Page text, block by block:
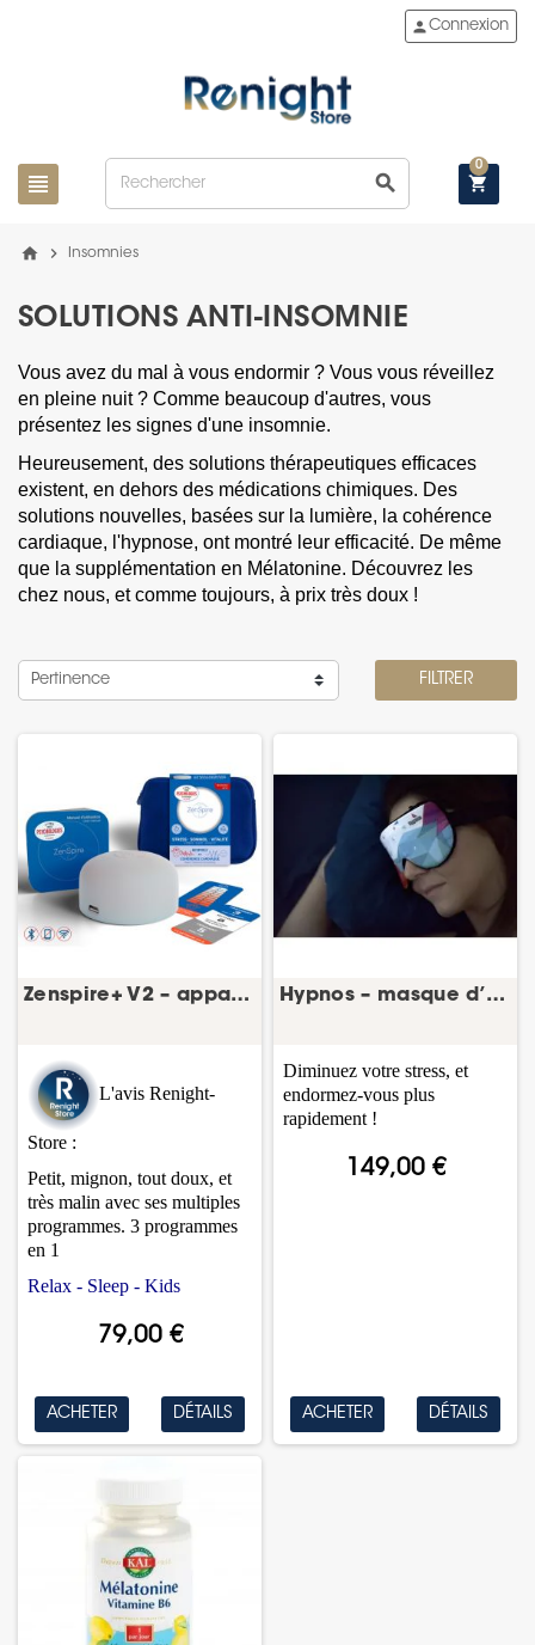
view_headline search
personConnexion
shopping_cart
0
home chevron_right Insomnies
SOLUTIONS ANTI-INSOMNIE
Vous avez du mal à vous endormir ? Vous vous réveillez
en pleine nuit ? Comme beaucoup d'autres, vous
présentez les signes d'une insomnie.
Heureusement, des solutions thérapeutiques efficaces
existent, en dehors des médications chimiques. Des
solutions nouvelles, basées sur la lumière, la cohérence
cardiaque, l'hypnose, ont montré leur efficacité. De même
que la supplémentation en Mélatonine. Découvrez les
chez nous, et comme toujours, à prix très doux !
Pertinence FILTRER
Zenspire+ V2 – appareil d’aide respiratoire
79,00 €
L'avis Renight-
Store :
Petit, mignon, tout doux, et
très malin avec ses multiples
programmes. 3 programmes
en 1
Relax - Sleep - Kids
ACHETER DÉTAILS
Hypnos – masque d’hypnose pour le sommeil
149,00 €
Diminuez votre stress, et
endormez-vous plus
rapidement !
ACHETER DÉTAILS